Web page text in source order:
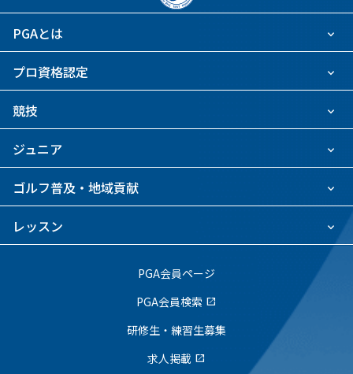
PGAとは
プロ資格認定
競技
ジュニア
ゴルフ普及・地域貢献
レッスン
PGA会員ページ
PGA会員検索 open_in_new
研修生・練習生募集
求人掲載 open_in_new